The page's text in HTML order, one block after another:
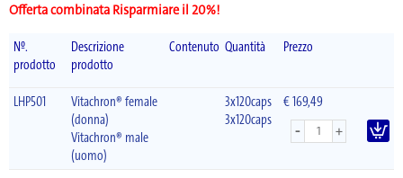
Offerta combinata Risparmiare il 20%!
Nº.
prodotto
Descrizione
prodotto
Contenuto Quantità Prezzo
LHP501
Vitachron® female
(donna)
Vitachron® male
(uomo)
3x120caps
3x120caps
€ 169,49
- +